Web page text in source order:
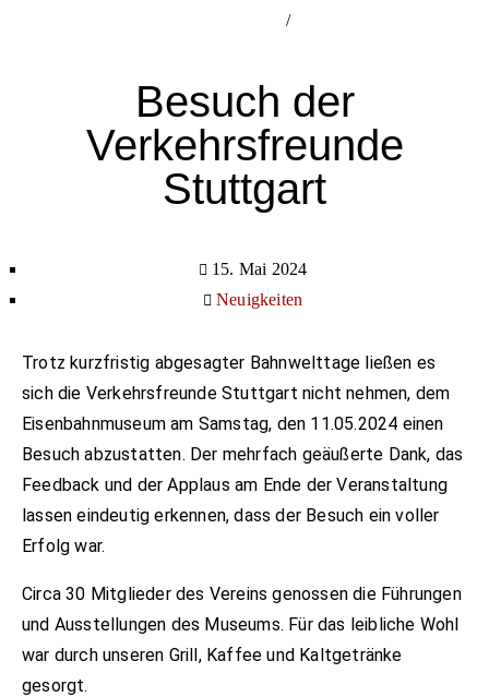
/
Besuch der
Verkehrsfreunde
Stuttgart
15. Mai 2024
Neuigkeiten
Trotz kurzfristig abgesagter Bahnwelttage ließen es
sich die Verkehrsfreunde Stuttgart nicht nehmen, dem
Eisenbahnmuseum am Samstag, den 11.05.2024 einen
Besuch abzustatten. Der mehrfach geäußerte Dank, das
Feedback und der Applaus am Ende der Veranstaltung
lassen eindeutig erkennen, dass der Besuch ein voller
Erfolg war.
Circa 30 Mitglieder des Vereins genossen die Führungen
und Ausstellungen des Museums. Für das leibliche Wohl
war durch unseren Grill, Kaffee und Kaltgetränke
gesorgt.